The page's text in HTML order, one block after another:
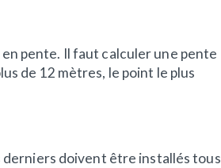
pente. Il faut calculer une pente
de 12 mètres, le point le plus
derniers doivent être installés tous